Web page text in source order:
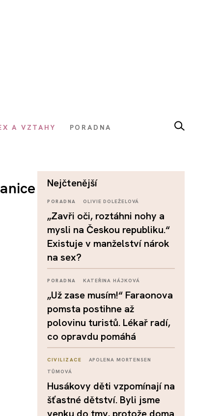
A VZTAHY PORADNA
nejčtenější
PORADNA OLIVIE DOLEŽELOVÁ
„Zavři oči, roztáhni nohy a
mysli na Českou republiku.“
Existuje v manželství nárok
na sex?
PORADNA KATEŘINA HÁJKOVÁ
„Už zase musím!“ Faraonova
pomsta postihne až
polovinu turistů. Lékař radí,
co opravdu pomáhá
CIVILIZACE
APOLENA MORTENSEN
TŮMOVÁ
Husákovy děti vzpomínají na
šťastné dětství. Byli jsme